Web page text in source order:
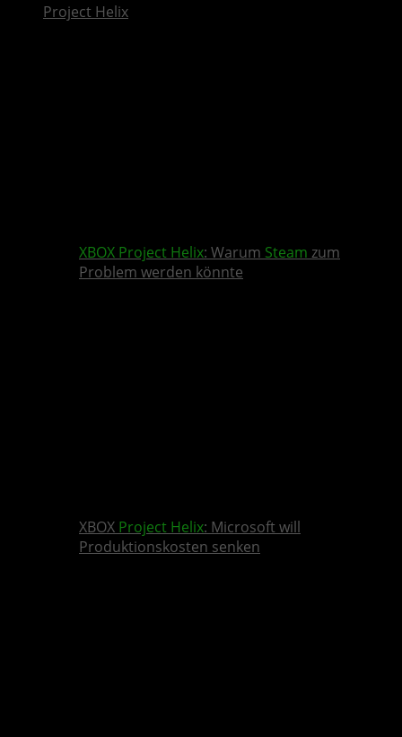
Project Helix
XBOX Project Helix: Warum Steam zum
Problem werden könnte
XBOX Project Helix: Microsoft will
Produktionskosten senken